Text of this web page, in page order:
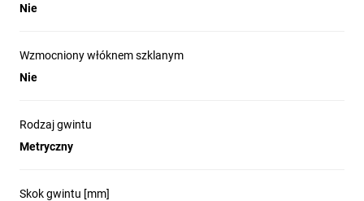
Nie
Wzmocniony włóknem szklanym
Nie
Rodzaj gwintu
Metryczny
Skok gwintu [mm]